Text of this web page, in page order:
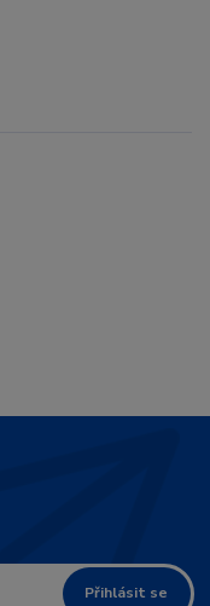
Přihlásit se